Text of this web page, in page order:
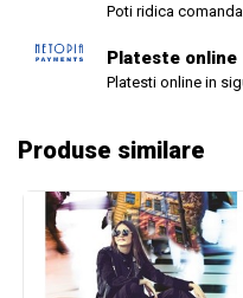
Poti ridica
Plateste online
Platesti online in
Produse similare